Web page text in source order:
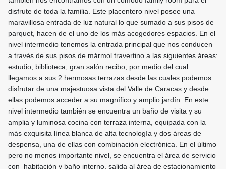
disfrute de toda la familia. Este placentero nivel posee una
maravillosa entrada de luz natural lo que sumado a sus pisos de
parquet, hacen de el uno de los más acogedores espacios. En el
nivel intermedio tenemos la entrada principal que nos conducen
a través de sus pisos de mármol travertino a las siguientes áreas:
estudio, biblioteca, gran salón recibo, por medio del cual
llegamos a sus 2 hermosas terrazas desde las cuales podemos
disfrutar de una majestuosa vista del Valle de Caracas y desde
ellas podemos acceder a su magnífico y amplio jardín. En este
nivel intermedio también se encuentra un baño de visita y su
amplia y luminosa cocina con terraza interna, equipada con la
más exquisita línea blanca de alta tecnología y dos áreas de
despensa, una de ellas con combinación electrónica. En el último
pero no menos importante nivel, se encuentra el área de servicio
con habitación y baño interno, salida al área de estacionamiento